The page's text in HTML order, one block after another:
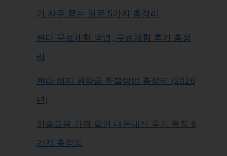
기 자주 묻는 질문 5가지 총정리
콴다 무료체험 방법, 무료체험 후기 총정
리
콴다 해지 위약금 환불방법 총정리 (2026
년)
한솔교육 가격 할인 내돈내산 후기 특징 6
가지 총정리